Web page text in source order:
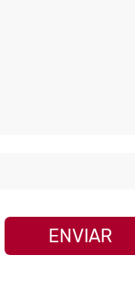
ENVIAR